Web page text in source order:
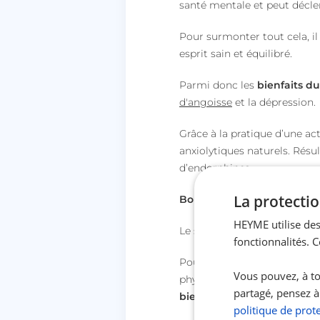
santé mentale et peut
Pour surmonter tout cela, il
esprit sain et équilibré.
Parmi donc les bienfaits
d'angoisse et la dépression.
Grâce à la pratique d’une
anxiolytiques naturels.
d’endorphines.
Bon à savoir
Le stress fait des ravages
Pour t’aider à y faire face,
physique lors de ton
bienfaits du sport sur ta
La
HEYME utilise
fonctionnalités.
Vous pouvez, à
partagé, pensez
politique de